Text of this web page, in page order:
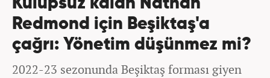
Kulüpsüz kalan Nathan
Redmond için Beşiktaş'a
çağrı: Yönetim düşünmez mi?
2022-23 sezonunda Beşiktaş forması giyen